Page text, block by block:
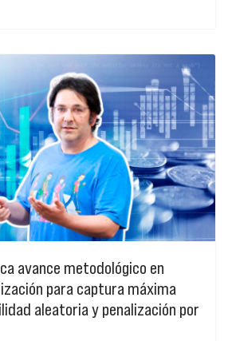
avance metodológico en
para captura máxima
aleatoria y penalización por